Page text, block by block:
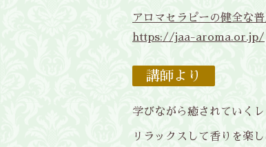
アロマセラピーの健全な
https://jaa-aroma.or.jp/
講師より
学びながら癒されていく
リラックスして香りを楽